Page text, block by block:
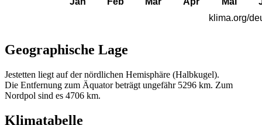
Geographische Lage
Jestetten liegt auf der nördlichen Hemisphäre (Halbkugel).
Die Entfernung zum Äquator beträgt ungefähr 5296 km. Zum
Nordpol sind es 4706 km.
Klimatabelle